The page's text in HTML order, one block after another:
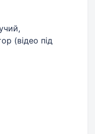
(відео під